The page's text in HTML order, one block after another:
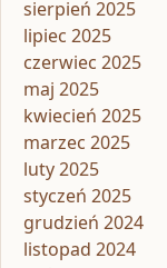
sierpień 2025
lipiec 2025
czerwiec 2025
maj 2025
kwiecień 2025
marzec 2025
luty 2025
styczeń 2025
grudzień 2024
listopad 2024